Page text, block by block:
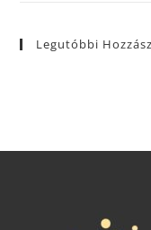
Legutóbbi